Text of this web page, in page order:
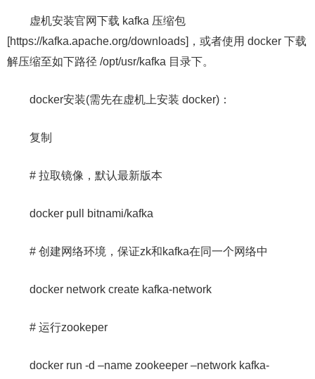
虚机安装官网下载 kafka 压缩包
[https://kafka.apache.org/downloads]，或者使用 docker 下载
解压缩至如下路径 /opt/usr/kafka 目录下。
docker安装(需先在虚机上安装 docker)：
复制
# 拉取镜像，默认最新版本
docker pull bitnami/kafka
# 创建网络环境，保证zk和kafka在同一个网络中
docker network create kafka-network
# 运行zookeper
docker run -d –name zookeeper –network kafka-